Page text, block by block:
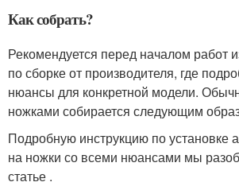
Как собрать?
Рекомендуется перед началом работ
по сборке от производителя, где
нюансы для конкретной модели.
ножками собирается следующим
Подробную инструкцию по установке
на ножки со всеми нюансами мы
статье .